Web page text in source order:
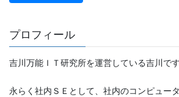
プロフィール
吉川万能ＩＴ研究所を運営している吉川です
永らく社内ＳＥとして、社内のコンピュー